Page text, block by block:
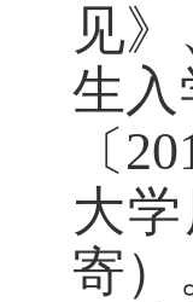
见
生入
〔
大
寄）